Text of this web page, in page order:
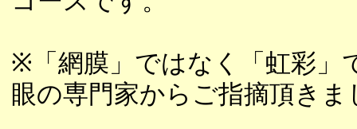
※「網膜」ではなく「虹彩」
眼の専門家からご指摘頂きま